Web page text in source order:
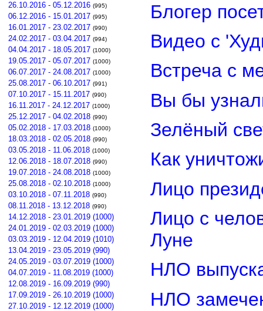
26.10.2016 - 05.12.2016 (995)
06.12.2016 - 15.01.2017 (995)
16.01.2017 - 23.02.2017 (990)
24.02.2017 - 03.04.2017 (994)
04.04.2017 - 18.05.2017 (1000)
19.05.2017 - 05.07.2017 (1000)
06.07.2017 - 24.08.2017 (1000)
25.08.2017 - 06.10.2017 (991)
07.10.2017 - 15.11.2017 (990)
16.11.2017 - 24.12.2017 (1000)
25.12.2017 - 04.02.2018 (990)
05.02.2018 - 17.03.2018 (1000)
18.03.2018 - 02.05.2018 (990)
03.05.2018 - 11.06.2018 (1000)
12.06.2018 - 18.07.2018 (990)
19.07.2018 - 24.08.2018 (1000)
25.08.2018 - 02.10.2018 (1000)
03.10.2018 - 07.11.2018 (990)
08.11.2018 - 13.12.2018 (990)
14.12.2018 - 23.01.2019 (1000)
24.01.2019 - 02.03.2019 (1000)
03.03.2019 - 12.04.2019 (1010)
13.04.2019 - 23.05.2019 (990)
24.05.2019 - 03.07.2019 (1000)
04.07.2019 - 11.08.2019 (1000)
12.08.2019 - 16.09.2019 (990)
17.09.2019 - 26.10.2019 (1000)
27.10.2019 - 12.12.2019 (1000)
Блогер
Видео с
Встреча с
Вы бы
Зелёный
Как
Лицо
Лицо с
Луне
НЛО
НЛО